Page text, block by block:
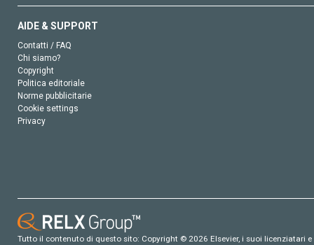
AIDE & SUPPORT
Contatti / FAQ
Chi siamo?
Copyright
Politica editoriale
Norme pubblicitarie
Cookie settings
Privacy
Tutto il contenuto di questo sito: Copyright © 2026 Elsevier, i suoi